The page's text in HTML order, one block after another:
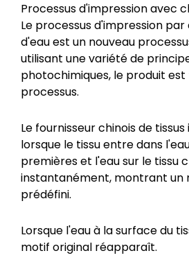
Processus d'impression avec
Le processus d'impression
d'eau est un nouveau
utilisant une variété de
photochimiques, le produit
processus.
Le fournisseur chinois de
lorsque le tissu entre dans
premières et l'eau sur le tissu
instantanément, montrant un
prédéfini.
Lorsque l'eau à la surface du
motif original réapparaît.